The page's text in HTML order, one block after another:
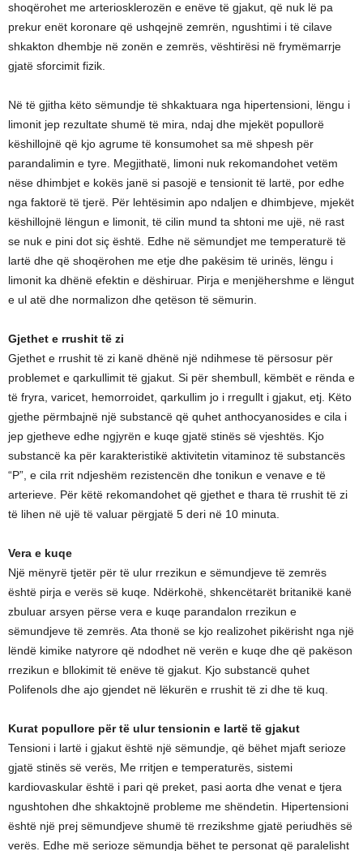
shoqërohet me arteriosklerozën e enëve të gjakut, që nuk lë pa
prekur enët koronare që ushqejnë zemrën, ngushtimi i të cilave
shkakton dhembje në zonën e zemrës, vështirësi në frymëmarrje
gjatë sforcimit fizik.
Në të gjitha këto sëmundje të shkaktuara nga hipertensioni, lëngu i
limonit jep rezultate shumë të mira, ndaj dhe mjekët popullorë
këshillojnë që kjo agrume të konsumohet sa më shpesh për
parandalimin e tyre. Megjithatë, limoni nuk rekomandohet vetëm
nëse dhimbjet e kokës janë si pasojë e tensionit të lartë, por edhe
nga faktorë të tjerë. Për lehtësimin apo ndaljen e dhimbjeve, mjekët
këshillojnë lëngun e limonit, të cilin mund ta shtoni me ujë, në rast
se nuk e pini dot siç është. Edhe në sëmundjet me temperaturë të
lartë dhe që shoqërohen me etje dhe pakësim të urinës, lëngu i
limonit ka dhënë efektin e dëshiruar. Pirja e menjëhershme e lëngut
e ul atë dhe normalizon dhe qetëson të sëmurin.
Gjethet e rrushit të zi
Gjethet e rrushit të zi kanë dhënë një ndihmese të përsosur për
problemet e qarkullimit të gjakut. Si për shembull, këmbët e rënda e
të fryra, varicet, hemorroidet, qarkullim jo i rregullt i gjakut, etj. Këto
gjethe përmbajnë një substancë që quhet anthocyanosides e cila i
jep gjetheve edhe ngjyrën e kuqe gjatë stinës së vjeshtës. Kjo
substancë ka për karakteristikë aktivitetin vitaminoz të substancës
“P”, e cila rrit ndjeshëm rezistencën dhe tonikun e venave e të
arterieve. Për këtë rekomandohet që gjethet e thara të rrushit të zi
të lihen në ujë të valuar përgjatë 5 deri në 10 minuta.
Vera e kuqe
Një mënyrë tjetër për të ulur rrezikun e sëmundjeve të zemrës
është pirja e verës së kuqe. Ndërkohë, shkencëtarët britanikë kanë
zbuluar arsyen përse vera e kuqe parandalon rrezikun e
sëmundjeve të zemrës. Ata thonë se kjo realizohet pikërisht nga një
lëndë kimike natyrore që ndodhet në verën e kuqe dhe që pakëson
rrezikun e bllokimit të enëve të gjakut. Kjo substancë quhet
Polifenols dhe ajo gjendet në lëkurën e rrushit të zi dhe të kuq.
Kurat popullore për të ulur tensionin e lartë të gjakut
Tensioni i lartë i gjakut është një sëmundje, që bëhet mjaft serioze
gjatë stinës së verës, Me rritjen e temperaturës, sistemi
kardiovaskular është i pari që preket, pasi aorta dhe venat e tjera
ngushtohen dhe shkaktojnë probleme me shëndetin. Hipertensioni
është një prej sëmundjeve shumë të rrezikshme gjatë periudhës së
verës. Edhe më serioze sëmundja bëhet te personat që paralelisht